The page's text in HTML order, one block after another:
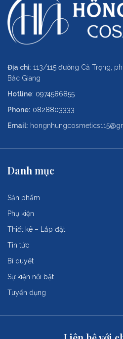
Địa chỉ: 113/115 đường Cả Trọng,
Bắc Giang
Hotline: 0974586855
Phone: 0828803333
Email:
Danh mục
Sản phẩm
Phụ kiện
Thiết kê – Lắp đặt
Tin tức
Bí quyết
Sự kiện nổi bật
Tuyển dụng